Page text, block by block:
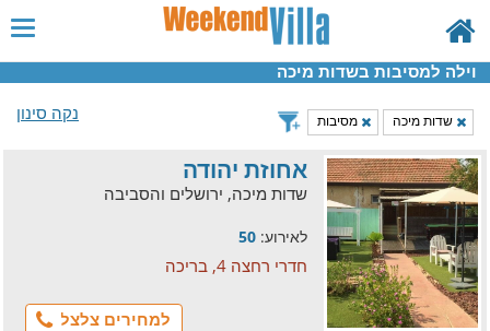
וילה למסיבות בשדות מיכה
נקה סינון
שדות מיכה מסיבות
אחוזת יהודה
שדות מיכה, ירושלים והסביבה
לאירוע: 50
חדרי רחצה 4, בריכה
למחירים צלצל